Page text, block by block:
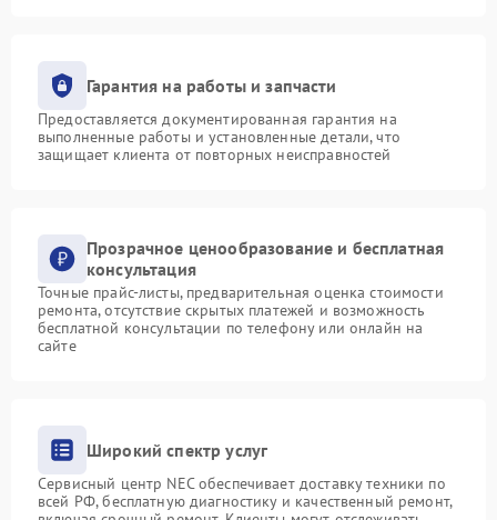
Гарантия на работы и запчасти
Предоставляется документированная гарантия на
выполненные работы и установленные детали, что
защищает клиента от повторных неисправностей
Прозрачное ценообразование и бесплатная
консультация
Точные прайс-листы, предварительная оценка стоимости
ремонта, отсутствие скрытых платежей и возможность
бесплатной консультации по телефону или онлайн на
сайте
Широкий спектр услуг
Сервисный центр NEC обеспечивает доставку техники по
всей РФ, бесплатную диагностику и качественный ремонт,